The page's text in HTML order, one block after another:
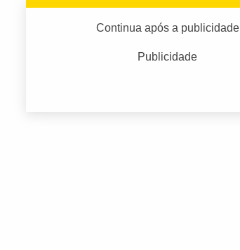
Continua após a publicidade
Publicidade